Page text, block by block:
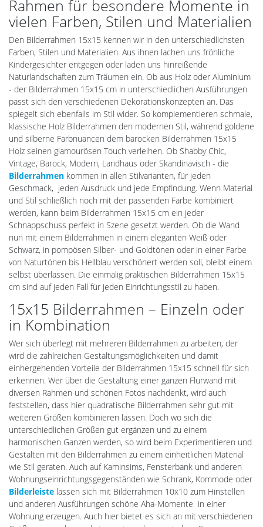
Rahmen für besondere Momente in
vielen Farben, Stilen und Materialien
Den Bilderrahmen 15x15 kennen wir in den unterschiedlichsten
Farben, Stilen und Materialien. Aus ihnen lachen uns fröhliche
Kindergesichter entgegen oder laden uns hinreißende
Naturlandschaften zum Träumen ein. Ob aus Holz oder Aluminium
- der Bilderrahmen 15x15 cm in unterschiedlichen Ausführungen
passt sich den verschiedenen Dekorationskonzepten an. Das
spiegelt sich ebenfalls im Stil wider. So komplementieren schmale,
klassische Holz Bilderrahmen den modernen Stil, während goldene
und silberne Farbnuancen dem barocken Bilderrahmen 15x15
Holz seinen glamourösen Touch verleihen. Ob Shabby Chic,
Vintage, Barock, Modern, Landhaus oder Skandinavisch - die
Bilderrahmen kommen in allen Stilvarianten, für jeden
Geschmack, jeden Ausdruck und jede Empfindung. Wenn Material
und Stil schließlich noch mit der passenden Farbe kombiniert
werden, kann beim Bilderrahmen 15x15 cm ein jeder
Schnappschuss perfekt in Szene gesetzt werden. Ob die Wand
nun mit einem Bilderrahmen in einem eleganten Weiß oder
Schwarz, in pompösen Silber- und Goldtönen oder in einer Farbe
von Naturtönen bis Hellblau verschönert werden soll, bleibt einem
selbst überlassen. Die einmalig praktischen Bilderrahmen 15x15
cm sind auf jeden Fall für jeden Einrichtungsstil zu haben.
15x15 Bilderrahmen – Einzeln oder
in Kombination
Wer sich überlegt mit mehreren Bilderrahmen zu arbeiten, der
wird die zahlreichen Gestaltungsmöglichkeiten und damit
einhergehenden Vorteile der Bilderrahmen 15x15 schnell für sich
erkennen. Wer über die Gestaltung einer ganzen Flurwand mit
diversen Rahmen und schönen Fotos nachdenkt, wird auch
feststellen, dass hier quadratische Bilderrahmen sehr gut mit
weiteren Größen kombinieren lassen. Doch wo sich die
unterschiedlichen Größen gut ergänzen und zu einem
harmonischen Ganzen werden, so wird beim Experimentieren und
Gestalten mit den Bilderrahmen zu einem einheitlichen Material
wie Stil geraten. Auch auf Kaminsims, Fensterbank und anderen
Wohnungseinrichtungsgegenständen wie Schrank, Kommode oder
Bilderleiste lassen sich mit Bilderrahmen 10x10 zum Hinstellen
und anderen Ausführungen schöne Aha-Momente in einer
Wohnung erzeugen. Auch hier bietet es sich an mit verschiedenen